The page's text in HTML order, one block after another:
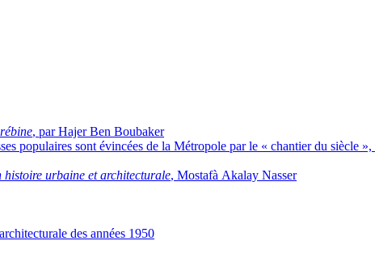
, par Hajer Ben Boubaker
populaires sont évincées de la Métropole par le « chantier du siècle
histoire urbaine et architecturale, Mostafà Akalay Nasser
des années 1950